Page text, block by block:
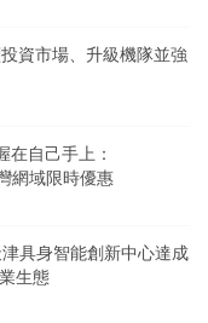
資市場、升級機隊並強
自己手上：
網域限時優惠
具身智能創新中心達成
生態